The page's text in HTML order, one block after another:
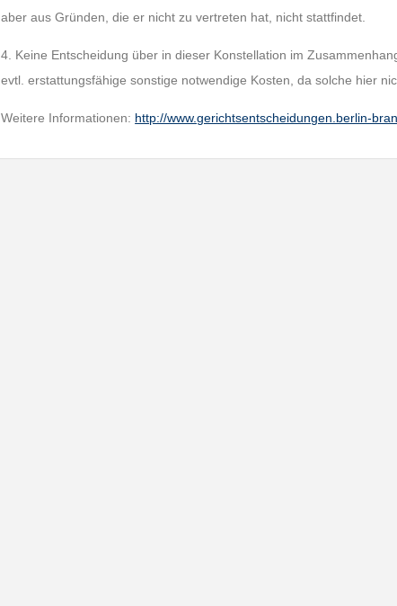
aber aus Gründen, die er nicht zu vertreten hat, nicht stattfindet.
4. Keine Entscheidung über in dieser Konstellation im
evtl. erstattungsfähige sonstige notwendige Kosten, da solche hier
Weitere Informationen: http://www.gerichtsentscheidungen.berlin-